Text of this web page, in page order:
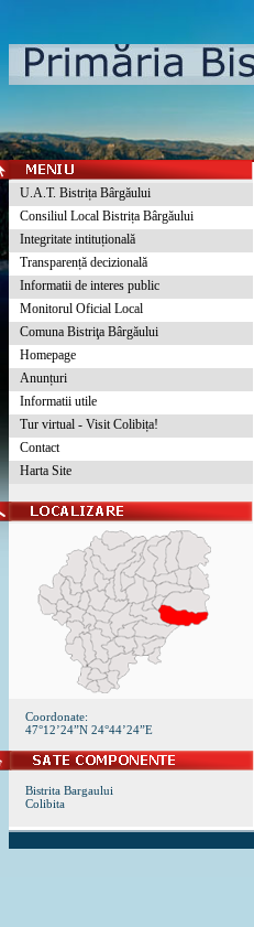
U.A.T. Bistrița Bârgăului
Consiliul Local Bistrița Bârgăului
Integritate intituțională
Transparență decizională
Informatii de interes public
Monitorul Oficial Local
Comuna Bistriţa Bârgăului
Homepage
Anunțuri
Informatii utile
Tur virtual - Visit Colibița!
Contact
Harta Site
Coordonate:
47°12’24”N 24°44’24”E
Bistrita Bargaului
Colibita